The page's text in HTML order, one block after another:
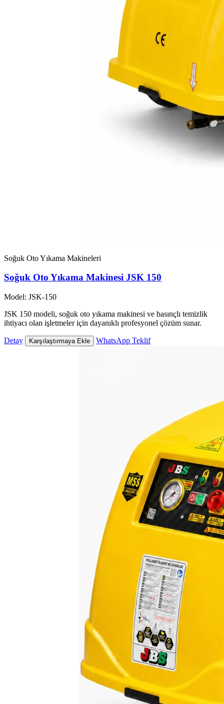
Soğuk Oto Yıkama Makineleri
Soğuk Oto Yıkama Makinesi JSK 150
Model: JSK-150
JSK 150 modeli, soğuk oto yıkama makinesi ve basınçlı temizlik
ihtiyacı olan işletmeler için dayanıklı profesyonel çözüm sunar.
Detay Karşılaştırmaya Ekle WhatsApp Teklif